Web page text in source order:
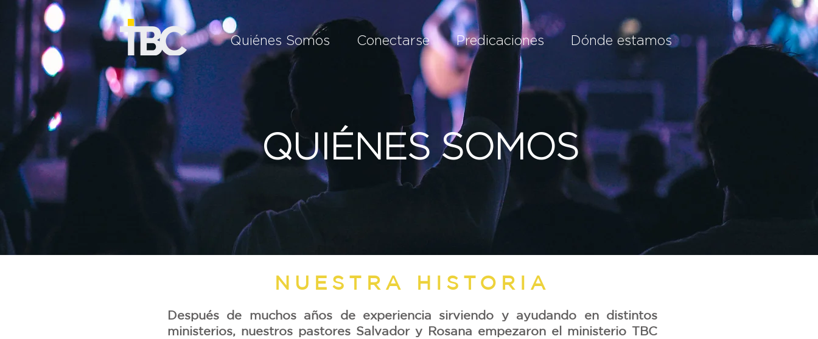
Quiénes Somos Conectarse Predicaciones Dónde estamos
QUIÉNES SOMOS
NUESTRA HISTORIA
Después de muchos años de experiencia sirviendo y ayudando en distintos
ministerios, nuestros pastores Salvador y Rosana empezaron el ministerio TBC